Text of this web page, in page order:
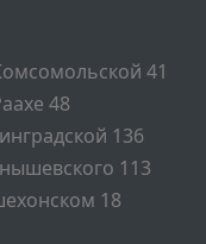
41
48
136
113
18